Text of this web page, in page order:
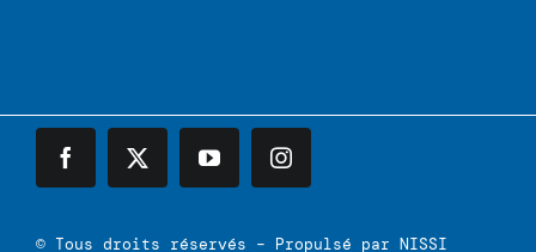
© Tous droits réservés – Propulsé par NISSI